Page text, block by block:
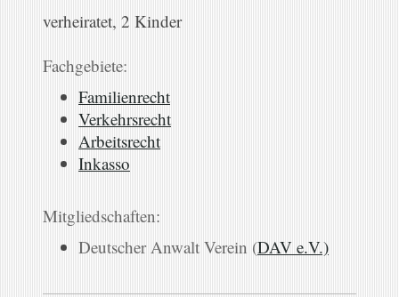
verheiratet, 2 Kinder
Fachgebiete:
Familienrecht
Verkehrsrecht
Arbeitsrecht
Inkasso
Mitgliedschaften:
Deutscher Anwalt Verein (DAV e.V.)